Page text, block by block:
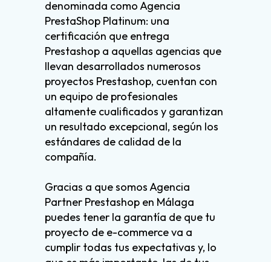
denominada como Agencia
PrestaShop Platinum: una
certificación que entrega
Prestashop a aquellas agencias que
llevan desarrollados numerosos
proyectos Prestashop, cuentan con
un equipo de profesionales
altamente cualificados y garantizan
un resultado excepcional, según los
estándares de calidad de la
compañía.
Gracias a que somos Agencia
Partner Prestashop en Málaga
puedes tener la garantía de que tu
proyecto de e-commerce va a
cumplir todas tus expectativas y, lo